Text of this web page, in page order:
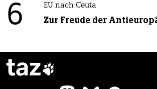
6 EU nach Ceuta
Zur Freude der
taz